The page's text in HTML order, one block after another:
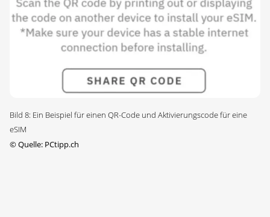
Bild 8: Ein Beispiel für einen QR-Code und Aktivierungscode für eine
eSIM
©Quelle: PCtipp.ch